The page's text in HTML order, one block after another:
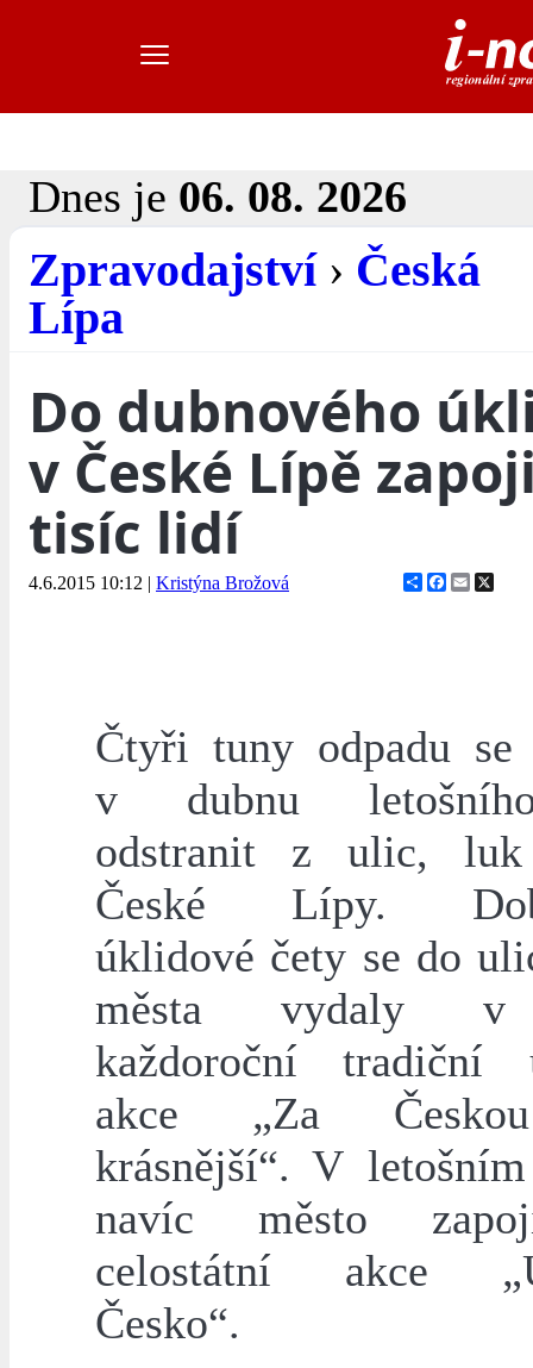
Dnes je 06. 08. 2026
Zpravodajství› Česká
Lípa
Do dubnového
v České Lípě
tisíc lidí
4.6.2015 10:12 | Kristýna Brožová ShareFacebook
Email
Čtyři tuny odpadu se
v dubnu
odstranit z ulic,
České Lípy.
úklidové čety se do
města vydaly v
každoroční tradiční
akce „Za
krásnější“. V
navíc město
celostátní akce
Česko“.